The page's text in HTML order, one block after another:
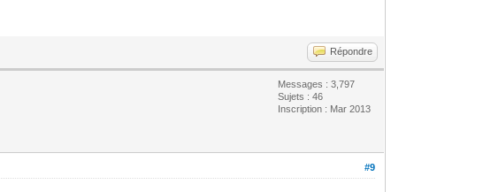
Répondre
Messages : 3,797
Sujets : 46
Inscription : Mar 2013
#9